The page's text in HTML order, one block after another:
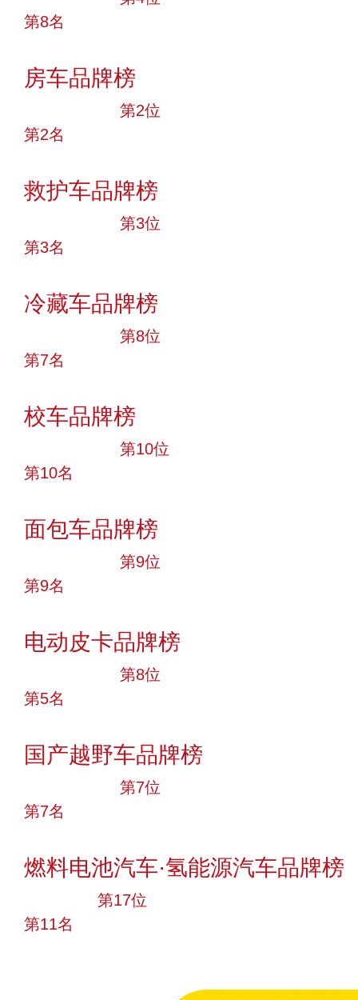
第8名
房车品牌榜
第2位
第2名
救护车品牌榜
第3位
第3名
冷藏车品牌榜
第8位
第7名
校车品牌榜
第10位
第10名
面包车品牌榜
第9位
第9名
电动皮卡品牌榜
第8位
第5名
国产越野车品牌榜
第7位
第7名
燃料电池汽车·氢能源汽车品牌榜
第17位
第11名